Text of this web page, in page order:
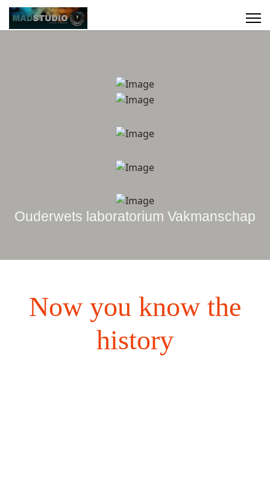
Ouderwets laboratorium Vakmanschap
Now you know the
history